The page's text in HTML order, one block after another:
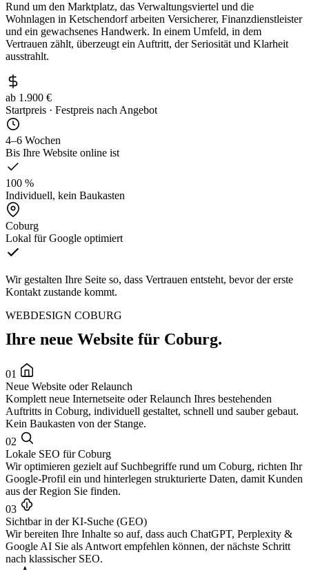
Rund um den Marktplatz, das Verwaltungsviertel und die
Wohnlagen in Ketschendorf arbeiten Versicherer, Finanzdienstleister
und ein gewachsenes Handwerk. In einem Umfeld, in dem
Vertrauen zählt, überzeugt ein Auftritt, der Seriosität und Klarheit
ausstrahlt.
ab 1.900 €
Startpreis · Festpreis nach Angebot
4–6 Wochen
Bis Ihre Website online ist
100 %
Individuell, kein Baukasten
Coburg
Lokal für Google optimiert
Wir gestalten Ihre Seite so, dass Vertrauen entsteht, bevor der erste
Kontakt zustande kommt.
WEBDESIGN COBURG
Ihre neue Website für Coburg.
01
Neue Website oder Relaunch
Komplett neue Internetseite oder Relaunch Ihres bestehenden
Auftritts in Coburg, individuell gestaltet, schnell und sauber gebaut.
Kein Baukasten von der Stange.
02
Lokale SEO für Coburg
Wir optimieren gezielt auf Suchbegriffe rund um Coburg, richten Ihr
Google-Profil ein und hinterlegen strukturierte Daten, damit Kunden
aus der Region Sie finden.
03
Sichtbar in der KI-Suche (GEO)
Wir bereiten Ihre Inhalte so auf, dass auch ChatGPT, Perplexity &
Google AI Sie als Antwort empfehlen können, der nächste Schritt
nach klassischer SEO.